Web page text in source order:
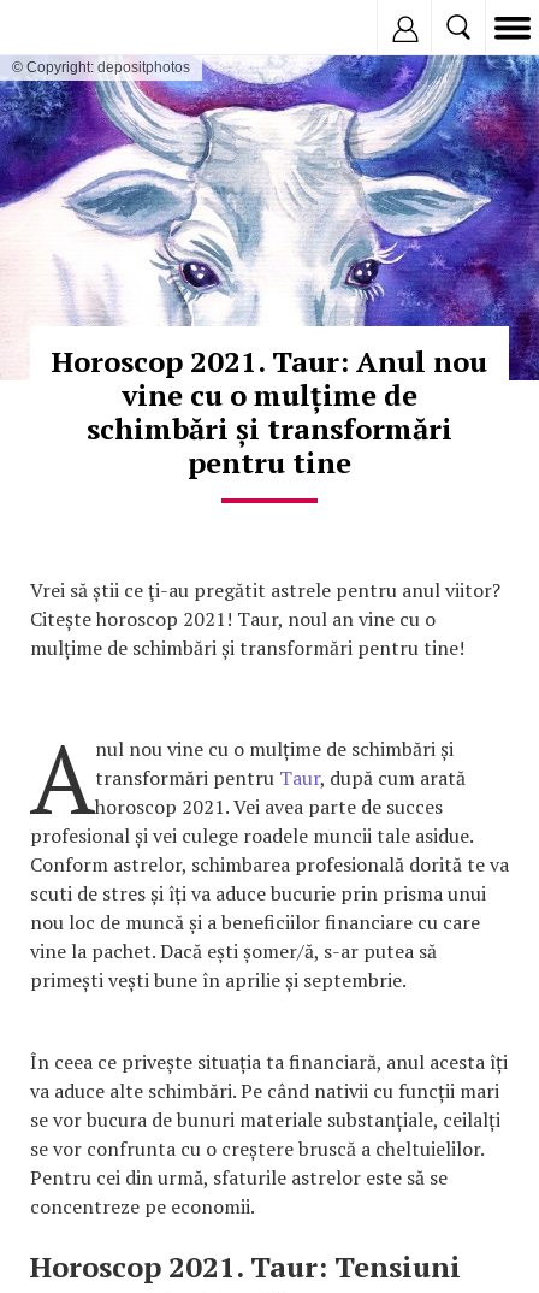
© Copyright: depositphotos
Horoscop 2021. Taur: Anul nou
vine cu o mulțime de
schimbări și transformări
pentru tine
Vrei să știi ce ţi-au pregătit astrele pentru anul viitor?
Citește horoscop 2021! Taur, noul an vine cu o
mulțime de schimbări și transformări pentru tine!
Anul nou vine cu o mulțime de schimbări și
transformări pentru Taur, după cum arată
horoscop 2021. Vei avea parte de succes
profesional și vei culege roadele muncii tale asidue.
Conform astrelor, schimbarea profesională dorită te va
scuti de stres și îți va aduce bucurie prin prisma unui
nou loc de muncă și a beneficiilor financiare cu care
vine la pachet. Dacă ești șomer/ă, s-ar putea să
primești vești bune în aprilie și septembrie.
În ceea ce privește situația ta financiară, anul acesta îți
va aduce alte schimbări. Pe când nativii cu funcții mari
se vor bucura de bunuri materiale substanțiale, ceilalți
se vor confrunta cu o creștere bruscă a cheltuielilor.
Pentru cei din urmă, sfaturile astrelor este să se
concentreze pe economii.
Horoscop 2021. Taur: Tensiuni